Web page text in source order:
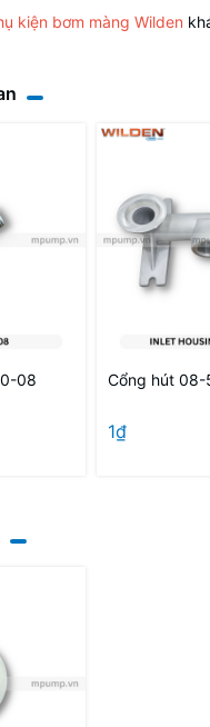
kiện bơm màng Wilden
08 Cổng hút 08-
1₫